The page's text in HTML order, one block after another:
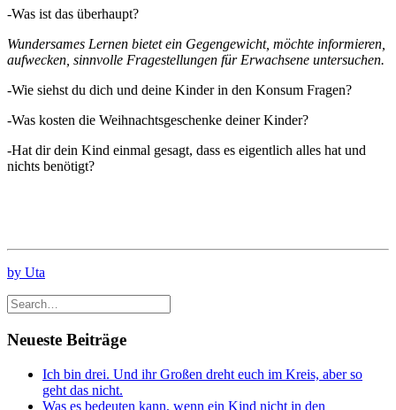
-Was ist das überhaupt?
Wundersames Lernen bietet ein Gegengewicht, möchte informieren,
aufwecken, sinnvolle Fragestellungen für Erwachsene untersuchen.
-Wie siehst du dich und deine Kinder in den Konsum Fragen?
-Was kosten die Weihnachtsgeschenke deiner Kinder?
-Hat dir dein Kind einmal gesagt, dass es eigentlich alles hat und
nichts benötigt?
by Uta
Neueste Beiträge
Ich bin drei. Und ihr Großen dreht euch im Kreis, aber so
geht das nicht.
Was es bedeuten kann, wenn ein Kind nicht in den